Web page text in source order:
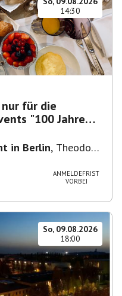
14:30
nur für die
"100 Jahre
in Berlin, Theodor-
ANMELDEFRIST
VORBEI
So, 09.08.2026
18:00